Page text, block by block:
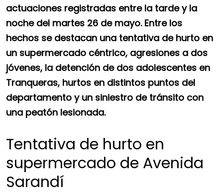
actuaciones registradas entre la tarde y la
noche del martes 26 de mayo. Entre los
hechos se destacan una tentativa de hurto en
un supermercado céntrico, agresiones a dos
jóvenes, la detención de dos adolescentes en
Tranqueras, hurtos en distintos puntos del
departamento y un siniestro de tránsito con
una peatón lesionada.
Tentativa de hurto en
supermercado de Avenida
Sarandí